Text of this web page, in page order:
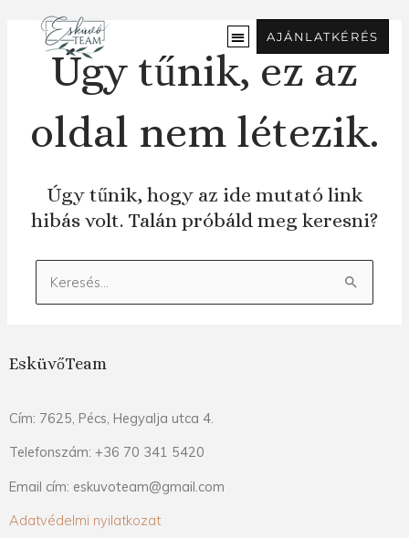
tartalomra
AJÁNLATKÉRÉS
Úgy tűnik, ez az
oldal nem létezik.
Úgy tűnik, hogy az ide mutató link
hibás volt. Talán próbáld meg keresni?
Keresés:
EsküvőTeam
Cím: 7625, Pécs, Hegyalja utca 4.
Telefonszám: +36 70 341 5420
Email cím: eskuvoteam@gmail.com
Adatvédelmi nyilatkozat